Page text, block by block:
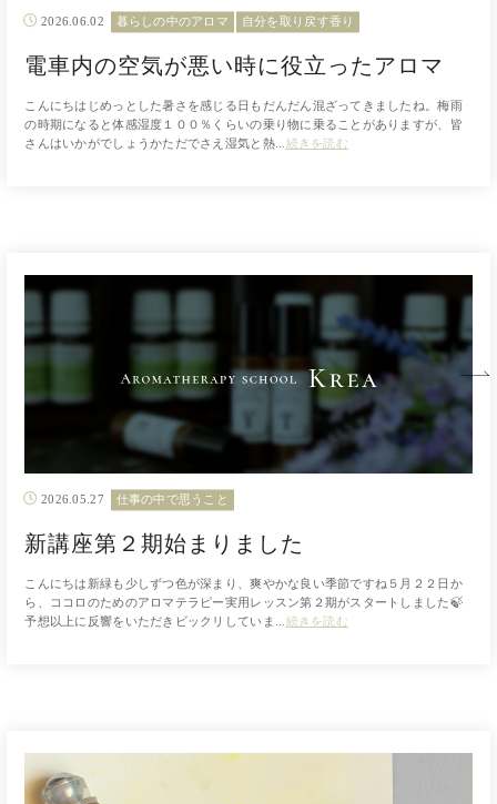
2026.06.02 暮らしの中のアロマ 自分を取り戻す香り
電車内の空気が悪い時に役立ったアロマ
こんにちはじめっとした暑さを感じる日もだんだん混ざってきましたね。梅雨
の時期になると体感湿度１００％くらいの乗り物に乗ることがありますが、皆
さんはいかがでしょうかただでさえ湿気と熱... 続きを読む
2026.05.27 仕事の中で思うこと
新講座第２期始まりました
こんにちは新緑も少しずつ色が深まり、爽やかな良い季節ですね５月２２日か
ら、ココロのためのアロマテラピー実用レッスン第２期がスタートしました🍃
予想以上に反響をいただきビックリしていま... 続きを読む